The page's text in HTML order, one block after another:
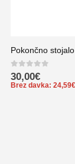
Pokončno
0out of 5
30,00€
Brez davka: 24,59€